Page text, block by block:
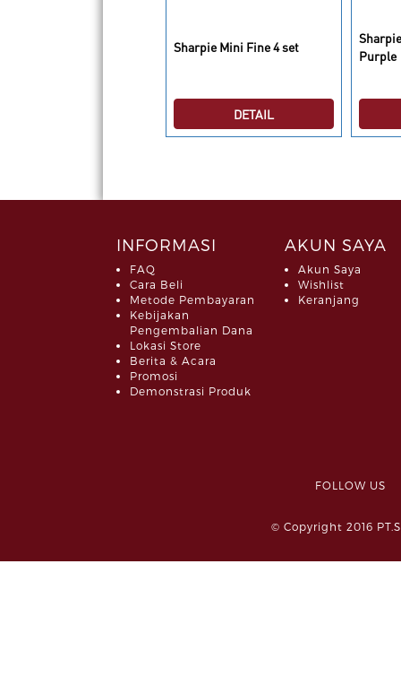
Sharpie Mini Fine 4 set
DETAIL
Purple
INFORMASI
FAQ
Cara Beli
Metode Pembayaran
Kebijakan
Pengembalian Dana
Lokasi Store
Berita & Acara
Promosi
Demonstrasi Produk
AKUN SAYA
Akun Saya
Wishlist
Keranjang
FOLLOW
© Copyright 2016